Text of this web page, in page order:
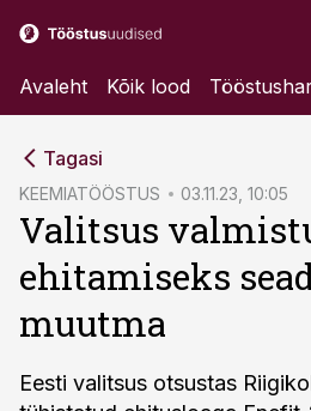
Avaleht Kõik lood
Tagasi
KEEMIATÖÖSTUS 03.11.23, 10:05
Valitsus
ehitamiseks
muutma
Eesti valitsus otsustas